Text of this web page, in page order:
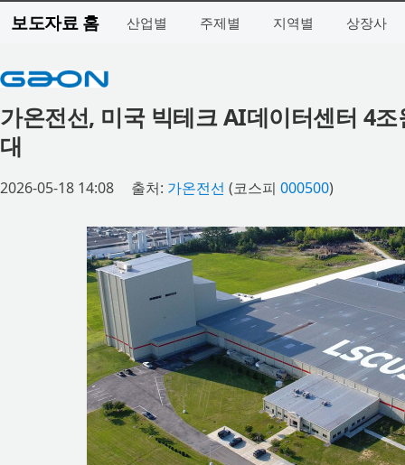
보도자료 홈 산업별 주제별 지역별 상장사
가온전선, 미국 빅테크 AI데이터센터 4
대
2026-05-18 14:08 출처: 가온전선 (코스피 000500)